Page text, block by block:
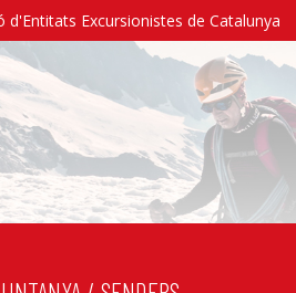
d'Entitats Excursionistes de Catalunya